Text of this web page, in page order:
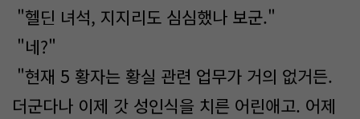
"헬딘 녀석, 지지리도 심심했나 보군."
"네?"
"현재 5 황자는 황실 관련 업무가 거의 없거든.
더군다나 이제 갓 성인식을 치른 어린애고. 어제